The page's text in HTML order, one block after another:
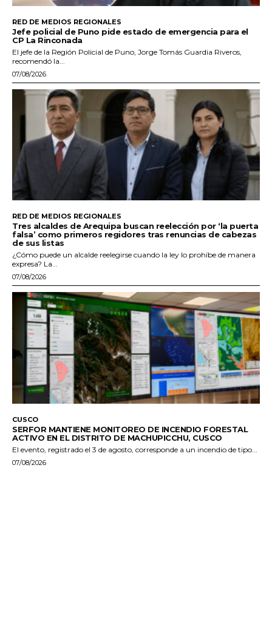
RED DE MEDIOS REGIONALES
Jefe policial de Puno pide estado de emergencia para el
CP La Rinconada
El jefe de la Región Policial de Puno, Jorge Tomás Guardia Riveros,
recomendó la...
07/08/2026
RED DE MEDIOS REGIONALES
Tres alcaldes de Arequipa buscan reelección por ‘la puerta
falsa’ como primeros regidores tras renuncias de cabezas
de sus listas
¿Cómo puede un alcalde reelegirse cuando la ley lo prohíbe de manera
expresa? La...
07/08/2026
CUSCO
SERFOR MANTIENE MONITOREO DE INCENDIO FORESTAL
ACTIVO EN EL DISTRITO DE MACHUPICCHU, CUSCO
El evento, registrado el 3 de agosto, corresponde a un incendio de tipo...
07/08/2026